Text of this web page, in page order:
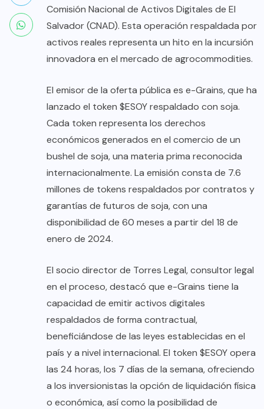
Comisión Nacional de Activos Digitales de El
Salvador (CNAD). Esta operación respaldada por
activos reales representa un hito en la incursión
innovadora en el mercado de agrocommodities.
El emisor de la oferta pública es e-Grains, que ha
lanzado el token $ESOY respaldado con soja.
Cada token representa los derechos
económicos generados en el comercio de un
bushel de soja, una materia prima reconocida
internacionalmente. La emisión consta de 7.6
millones de tokens respaldados por contratos y
garantías de futuros de soja, con una
disponibilidad de 60 meses a partir del 18 de
enero de 2024.
El socio director de Torres Legal, consultor legal
en el proceso, destacó que e-Grains tiene la
capacidad de emitir activos digitales
respaldados de forma contractual,
beneficiándose de las leyes establecidas en el
país y a nivel internacional. El token $ESOY opera
las 24 horas, los 7 días de la semana, ofreciendo
a los inversionistas la opción de liquidación física
o económica, así como la posibilidad de